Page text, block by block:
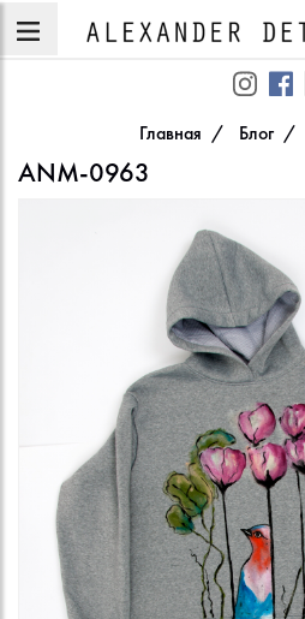
Главная Блог
ANM-0963